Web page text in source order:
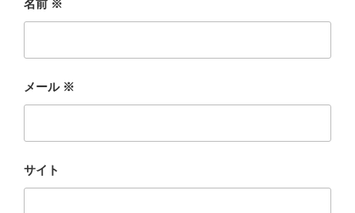
名前 ※
メール ※
サイト